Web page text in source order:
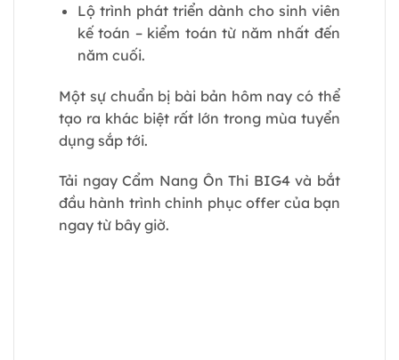
Lộ trình phát triển dành cho sinh viên
kế toán – kiểm toán từ năm nhất đến
năm cuối.
Một sự chuẩn bị bài bản hôm nay có thể
tạo ra khác biệt rất lớn trong mùa tuyển
dụng sắp tới.
Tải ngay Cẩm Nang Ôn Thi BIG4 và bắt
đầu hành trình chinh phục offer của bạn
ngay từ bây giờ.